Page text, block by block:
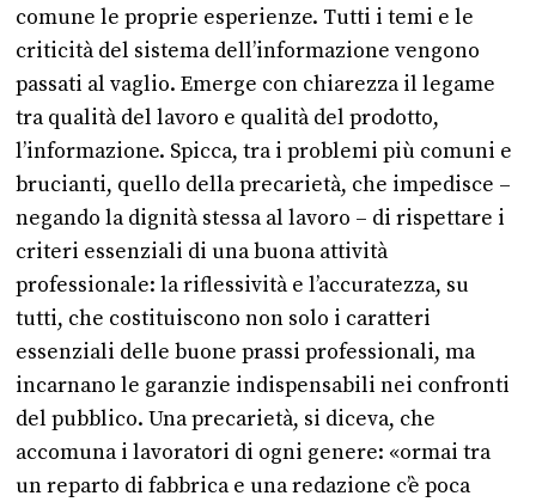
comune le proprie esperienze. Tutti i temi e le
criticità del sistema dell’informazione vengono
passati al vaglio. Emerge con chiarezza il legame
tra qualità del lavoro e qualità del prodotto,
l’informazione. Spicca, tra i problemi più comuni e
brucianti, quello della precarietà, che impedisce –
negando la dignità stessa al lavoro – di rispettare i
criteri essenziali di una buona attività
professionale: la riflessività e l’accuratezza, su
tutti, che costituiscono non solo i caratteri
essenziali delle buone prassi professionali, ma
incarnano le garanzie indispensabili nei confronti
del pubblico. Una precarietà, si diceva, che
accomuna i lavoratori di ogni genere: «ormai tra
un reparto di fabbrica e una redazione c’è poca